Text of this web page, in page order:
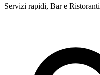
Servizi rapidi, Bar e Ristoranti